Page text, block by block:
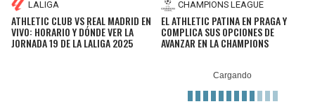
LALIGA
ATHLETIC CLUB VS REAL MADRID EN
VIVO: HORARIO Y DÓNDE VER LA
JORNADA 19 DE LA LALIGA 2025
CHAMPIONS LEAGUE
EL ATHLETIC PATINA EN PRAGA Y
COMPLICA SUS OPCIONES DE
AVANZAR EN LA CHAMPIONS